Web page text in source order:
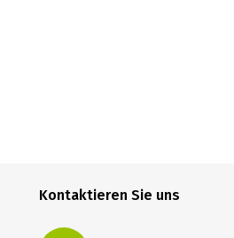
Kontaktieren Sie uns